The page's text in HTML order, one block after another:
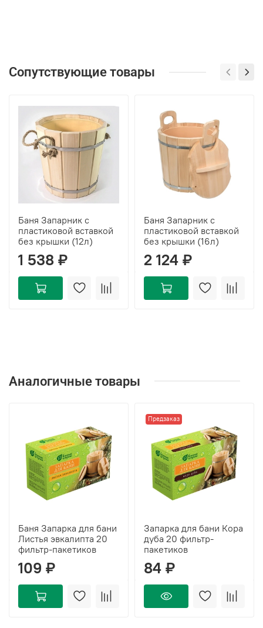
Сопутствующие товары
Баня Запарник с
пластиковой вставкой
без крышки (12л)
1 538 ₽
Баня Запарник с
пластиковой вставкой
без крышки (16л)
2 124 ₽
Аналогичные товары
Баня Запарка для бани
Листья эвкалипта 20
фильтр-пакетиков
109 ₽
Предзаказ
Запарка для бани Кора
дуба 20 фильтр-
пакетиков
84 ₽